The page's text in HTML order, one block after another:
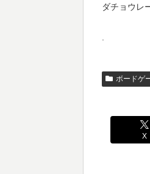
ダチョウレ
.
ボードゲ
X